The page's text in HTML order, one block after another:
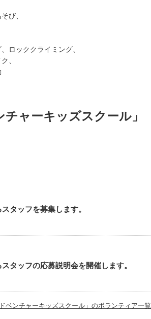
び、
ロッククライミング、
、
ャーキッズスクール」
タッフを募集します。
タッフの応募説明会を開催します。
ベンチャーキッズスクール」のボランティア一覧